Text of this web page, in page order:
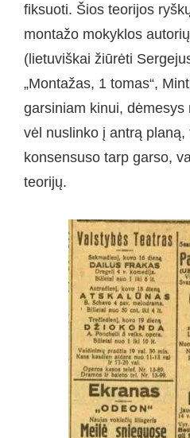
fiksuoti. Šios teorijos
montažo mokyklos
(lietuviškai žiūrėti
„Montažas, 1 tomas“,
garsiniam kinui,
vėl nuslinko į antrą planą,
konsensuso tarp garso,
teorijų.